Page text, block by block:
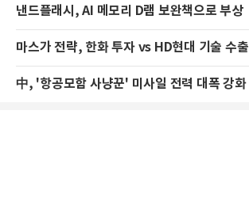
낸드플래시, AI 메모리 D램 보완책으로 부상
마스가 전략, 한화 투자 vs HD현대 기술 수출
中, '항공모함 사냥꾼' 미사일 전력 대폭 강화